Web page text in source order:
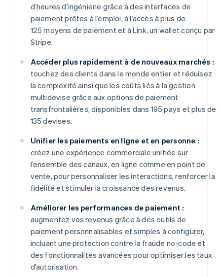
d’heures d’ingénierie grâce à des interfaces de
paiement prêtes à l’emploi, à l’accès à plus de
125 moyens de paiement et à Link, un wallet conçu par
Stripe.
Accéder plus rapidement à de nouveaux marchés :
touchez des clients dans le monde entier et réduisez
la complexité ainsi que les coûts liés à la gestion
multidevise grâce aux options de paiement
transfrontalières, disponibles dans 195 pays et plus de
135 devises.
Unifier les paiements en ligne et en personne :
créez une expérience commerciale unifiée sur
l’ensemble des canaux, en ligne comme en point de
vente, pour personnaliser les interactions, renforcer la
fidélité et stimuler la croissance des revenus.
Améliorer les performances de paiement :
augmentez vos revenus grâce à des outils de
paiement personnalisables et simples à configurer,
incluant une protection contre la fraude no-code et
des fonctionnalités avancées pour optimiser les taux
d’autorisation.